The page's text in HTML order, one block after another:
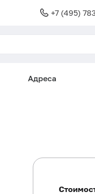
+7 (495)
Адреса